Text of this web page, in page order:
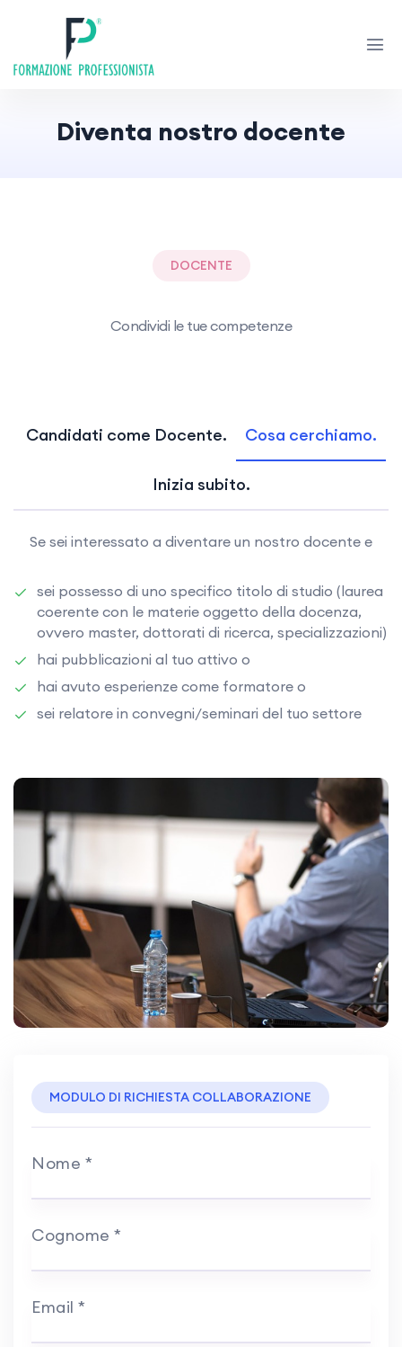
Diventa nostro docente
DOCENTE
Condividi le tue competenze
Candidati come Docente. Cosa cerchiamo.
Inizia subito.
Se sei interessato a diventare un nostro docente e
sei possesso di uno specifico titolo di studio (laurea
coerente con le materie oggetto della docenza,
ovvero master, dottorati di ricerca, specializzazioni)
hai pubblicazioni al tuo attivo o
hai avuto esperienze come formatore o
sei relatore in convegni/seminari del tuo settore
MODULO DI RICHIESTA COLLABORAZIONE
Nome *
Cognome *
Email *